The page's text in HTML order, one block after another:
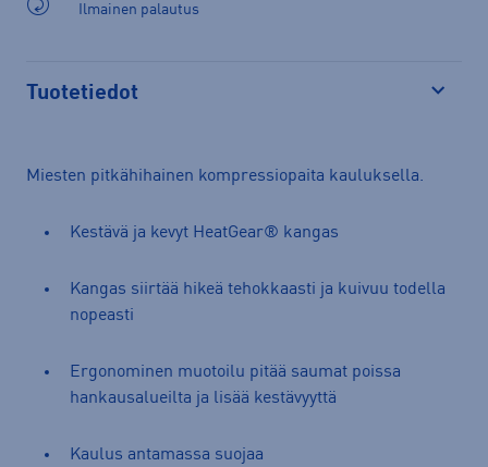
Ilmainen palautus
Tuotetiedot
Miesten pitkähihainen kompressiopaita kauluksella.
Kestävä ja kevyt HeatGear® kangas
Kangas siirtää hikeä tehokkaasti ja kuivuu todella
nopeasti
Ergonominen muotoilu pitää saumat poissa
hankausalueilta ja lisää kestävyyttä
Kaulus antamassa suojaa